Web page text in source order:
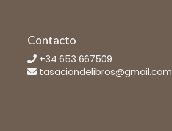
Contacto
+34 653 667509
tasaciondelibros@gmail.com